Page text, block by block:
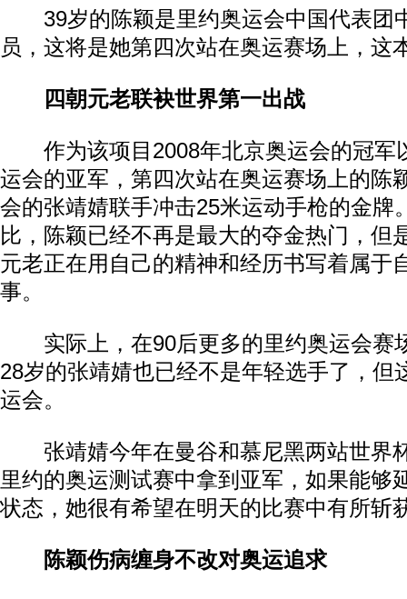
39岁的陈颖是里约奥运会中国代表团
员，这将是她第四次站在奥运赛场上，这
四朝元老联袂世界第一出战
作为该项目2008年北京奥运会的冠军
运会的亚军，第四次站在奥运赛场上的陈
会的张靖婧联手冲击25米运动手枪的金牌
比，陈颖已经不再是最大的夺金热门，但
元老正在用自己的精神和经历书写着属于
事。
实际上，在90后更多的里约奥运会赛
28岁的张靖婧也已经不是年轻选手了，但
运会。
张靖婧今年在曼谷和慕尼黑两站世界
里约的奥运测试赛中拿到亚军，如果能够
状态，她很有希望在明天的比赛中有所斩
陈颖伤病缠身不改对奥运追求